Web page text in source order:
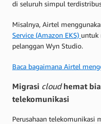
di seluruh simpul
Misalnya, Airtel
Service (Amazon EKS) untuk
pelanggan Wyn Studio.
Baca bagaimana Airtel
Migrasi cloudhemat
telekomunikasi
Perusahaan telekomunikasi